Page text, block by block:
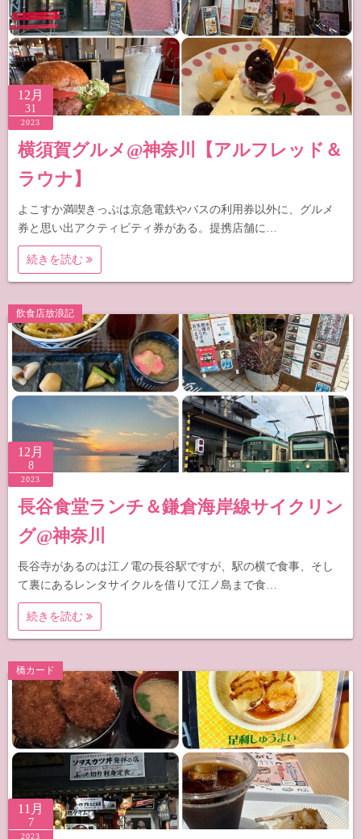
12月
31
2023
横須賀グルメ@神奈川【アルフレッド＆
ラウナ】
よこすか満喫きっぷは京急電鉄やバスの利用券以外に、グルメ
券と思い出アクティビティ券がある。提携店舗に…
続きを読む
飲食店放浪記
12月
8
2023
長谷食堂ランチ＆鎌倉海岸線サイクリン
グ@神奈川
長谷寺があるのは江ノ電の長谷駅ですが、駅の横で食事、そし
て裏にあるレンタサイクルを借りて江ノ島まで食…
続きを読む
橋カード
11月
7
2023